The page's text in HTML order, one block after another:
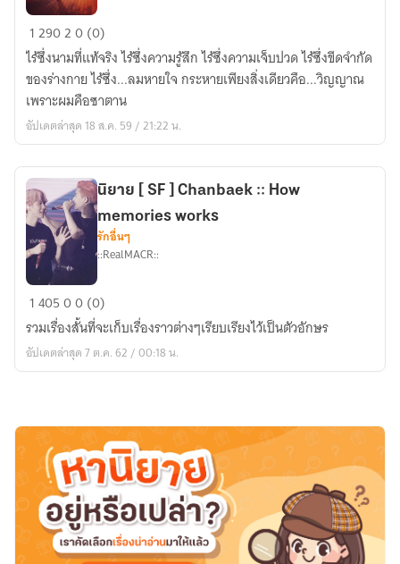
FicEXOHunHan::Promise
Of
Santan::พันธะ
สัญญา
แห่ง
ซาตาน
129020 (0)
ไร้ซึ่งนามที่แท้จริง ไร้ซึ่งความรู้สึก ไร้ซึ่งความเจ็บปวด ไร้ซึ่งขีดจำกัด
ของร่างกาย ไร้ซึ่ง...ลมหายใจ กระหายเพียงสิ่งเดียวคือ...วิญญาณ
เพราะผมคือซาตาน
อัปเดตล่าสุด 18 ส.ค. 59 / 21:22 น.
นิยาย
SF
]
How
memories
works
นิยาย [ SF ] Chanbaek :: How
memories works
รักอื่นๆ
::RealMACR::
140500 (0)
รวมเรื่องสั้นที่จะเก็บเรื่องราวต่างๆเรียบเรียงไว้เป็นตัวอักษร
อัปเดตล่าสุด 7 ต.ค. 62 / 00:18 น.